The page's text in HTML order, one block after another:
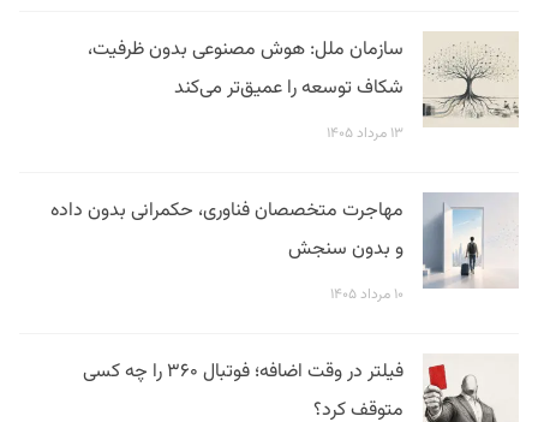
سازمان ملل: هوش مصنوعی بدون ظرفیت،
شکاف توسعه را عمیق‌تر می‌کند
۱۳ مرداد ۱۴۰۵
مهاجرت متخصصان فناوری، حکمرانی بدون داده
و بدون سنجش
۱۰ مرداد ۱۴۰۵
فیلتر در وقت اضافه؛ فوتبال ۳۶۰ را چه کسی
متوقف کرد؟